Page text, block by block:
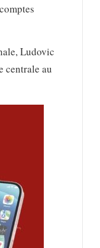
Ludovic
centrale au